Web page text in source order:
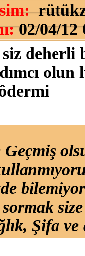
02/04/12
siz
olun
Şifa